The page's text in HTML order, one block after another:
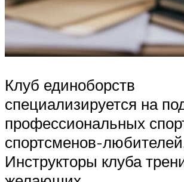
Клуб единоборств
специализируется на
профессиональных
спортсменов-
Инструкторы клуба